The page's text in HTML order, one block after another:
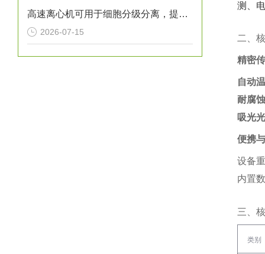
高速离心机可用于细胞分级分离，提取不同密度的细胞亚群
2026-07-15
测、
二、
精密
自动
耐腐
吸光
便携
设备
内置
三、
类别